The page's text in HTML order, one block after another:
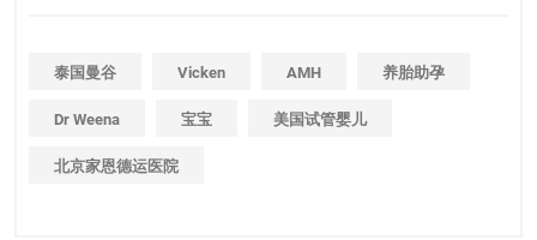
泰国曼谷 Vicken AMH 养胎助孕
Dr Weena 宝宝 美国试管婴儿
北京家恩德运医院